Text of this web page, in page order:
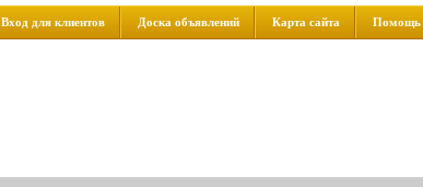
Вход для клиентов Доска объявлений Карта сайта Помощь